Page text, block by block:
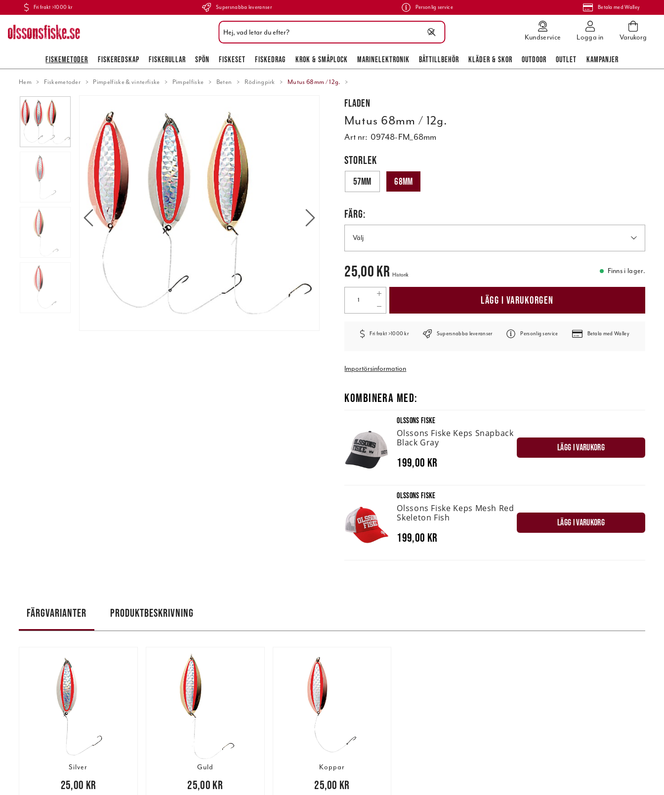
Fri frakt >1000 kr Supersnabba leveranser Personlig service Betala med Walley
Kundservice Logga in Varukorg
FISKEMETODER FISKEREDSKAP FISKERULLAR SPÖN FISKESET FISKEDRAG KROK & SMÅPLOCK MARINELEKTRONIK BÅTTILLBEHÖR KLÄDER & SKOR OUTDOOR OUTLET KAMPANJER
Hem Fiskemetoder Pimpelfiske & vinterfiske Pimpelfiske Beten Rödingpirk Mutus 68mm / 12g.
Fladen
Mutus 68mm / 12g.
Art nr: 09748-FM_68mm
STORLEK
57mm 68mm
FÄRG:
Välj
Pris: 25,00 kr
25,00 kr Historik Finns i lager.
LÄGG I VARUKORGEN
Fri frakt >1000 kr Supersnabba leveranser Personlig service Betala med Walley
Importörsinformation
KOMBINERA MED:
OLSSONS FISKE
Olssons Fiske Keps Snapback
Black Gray
199,00 kr
LÄGG I VARUKORG
OLSSONS FISKE
Olssons Fiske Keps Mesh Red
Skeleton Fish
199,00 kr
LÄGG I VARUKORG
FÄRGVARIANTER PRODUKTBESKRIVNING
Silver
25,00 kr
25,00 kr
Guld
25,00 kr
25,00 kr
Koppar
25,00 kr
25,00 kr